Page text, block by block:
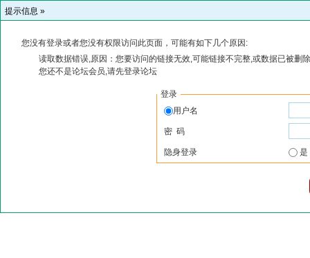
提示信息 »
您没有登录或者您没有权限访问此页面，可能有如下几个原因:
读取数据错误,原因：您要访问的链接无效,可能链接不完整,或数据已被删
您还不是论坛会员,请先登录论坛
登录
用户名
密 码
隐身登录